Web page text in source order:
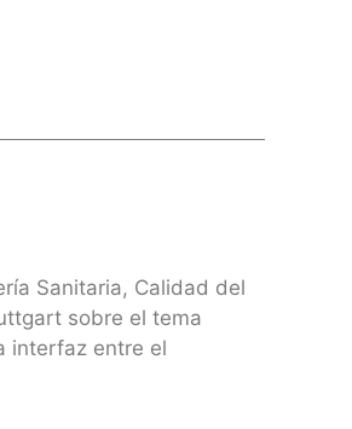
Sanitaria, Calidad del
sobre el tema
interfaz entre el